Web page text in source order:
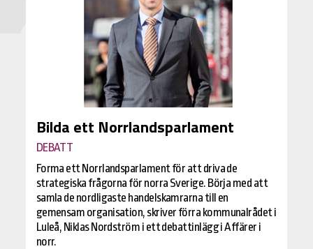
Bilda ett Norrlandsparlament
DEBATT
Forma ett Norrlandsparlament för att driva de
strategiska frågorna för norra Sverige. Börja med att
samla de nordligaste handelskamrarna till en
gemensam organisation, skriver förra kommunalrådet i
Luleå, Niklas Nordström i ett debattinlägg i Affärer i
norr.